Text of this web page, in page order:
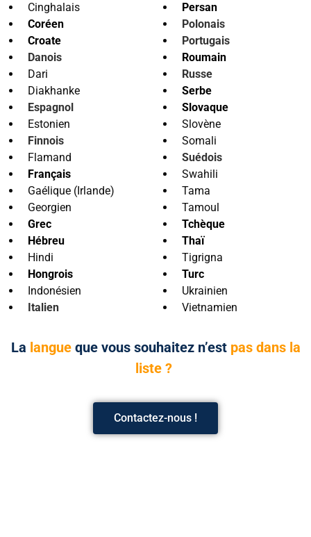
Cinghalais
Coréen
Croate
Danois
Dari
Diakhanke
Espagnol
Estonien
Finnois
Flamand
Français
Gaélique (Irlande)
Georgien
Grec
Hébreu
Hindi
Hongrois
Indonésien
Italien
Persan
Polonais
Portugais
Roumain
Russe
Serbe
Slovaque
Slovène
Somali
Suédois
Swahili
Tama
Tamoul
Tchèque
Thaï
Tigrigna
Turc
Ukrainien
Vietnamien
La langueque vous souhaitez n’est pas dans la
liste ?
Contactez-nous !